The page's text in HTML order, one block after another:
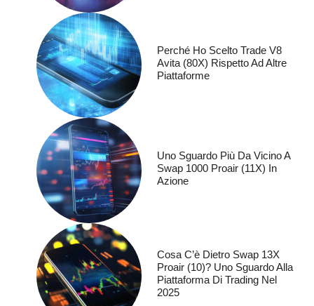
Perché Ho Scelto Trade V8
Avita (80X) Rispetto Ad Altre
Piattaforme
Uno Sguardo Più Da Vicino A
Swap 1000 Proair (11X) In
Azione
Cosa C’è Dietro Swap 13X
Proair (10)? Uno Sguardo Alla
Piattaforma Di Trading Nel
2025